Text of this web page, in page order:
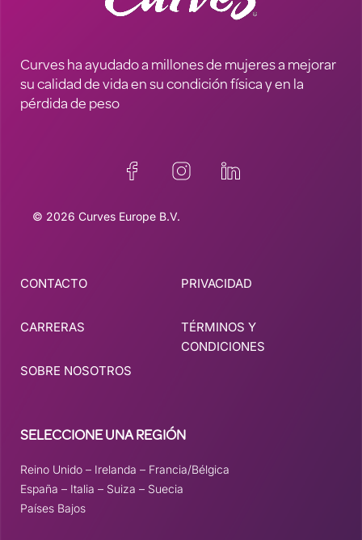
Curves ha ayudado a millones de mujeres a mejorar
su calidad de vida en su condición física y en la
pérdida de peso
© 2026 Curves Europe B.V.
CONTACTO
CARRERAS
SOBRE NOSOTROS
PRIVACIDAD
TÉRMINOS Y
CONDICIONES
SELECCIONE UNA REGIÓN
Reino Unido – Irelanda – Francia/Bélgica
España – Italia – Suiza – Suecia
Países Bajos